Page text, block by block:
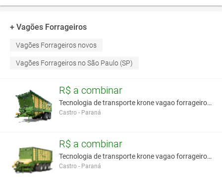
+ Vagões Forrageiros
Vagões Forrageiros novos
Vagões Forrageiros no São Paulo (SP)
R$ a combinar
Tecnologia de transporte krone vagao forrageiro de
Castro - Paraná
R$ a combinar
Tecnologia de transporte krone vagao forrageiro au
Castro - Paraná